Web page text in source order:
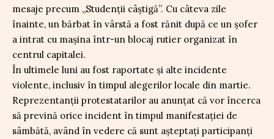
mesaje precum „Studenții câștigă”. Cu câteva zile
înainte, un bărbat în vârstă a fost rănit după ce un șofer
a intrat cu mașina într-un blocaj rutier organizat în
centrul capitalei.
În ultimele luni au fost raportate și alte incidente
violente, inclusiv în timpul alegerilor locale din martie.
Reprezentanții protestatarilor au anunțat că vor încerca
să prevină orice incident în timpul manifestației de
sâmbătă, având în vedere că sunt așteptați participanți